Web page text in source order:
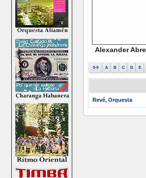
Alexander
0-9 A B C D E
Revé, Orquesta